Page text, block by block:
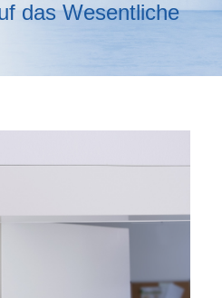
das Wesentliche